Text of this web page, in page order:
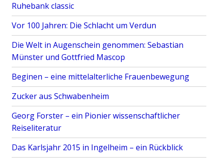
Ruhebank classic
Vor 100 Jahren: Die Schlacht um Verdun
Die Welt in Augenschein genommen: Sebastian
Münster und Gottfried Mascop
Beginen – eine mittelalterliche Frauenbewegung
Zucker aus Schwabenheim
Georg Forster – ein Pionier wissenschaftlicher
Reiseliteratur
Das Karlsjahr 2015 in Ingelheim – ein Rückblick